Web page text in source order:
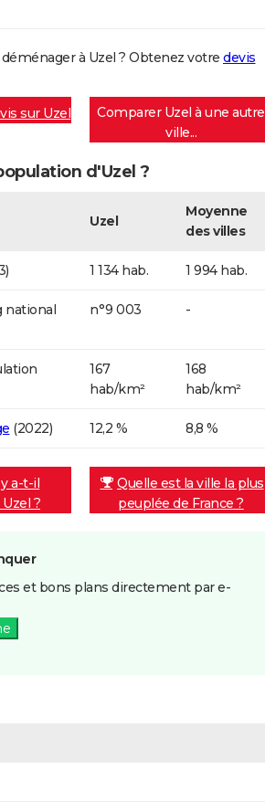
à Uzel ? Obtenez votre devis
sur Uzel
Comparer Uzel à une autre
ville...
d'Uzel ?
Uzel
Moyenne
des villes
1 134 hab. 1 994 hab.
national
n°9 003 -
167
hab/km²
168
hab/km²
(2022) 12,2 % 8,8 %
a-t-il
?
Quelle est la ville la plus
peuplée de France ?
et bons plans directement par e-